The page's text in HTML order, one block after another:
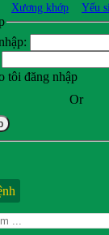
Xương khớp Yếu
tôi đăng nhập
Or